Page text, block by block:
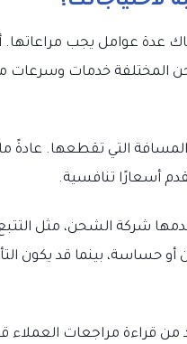
عدة عوامل يجب مراعاتها.
خدمات وسرعات
التي تقطعها.
أسعارًا تنافسية.
شركة الشحن، مثل التتبع
حساسة، بينما قد يكون
قراءة مراجعات العملاء